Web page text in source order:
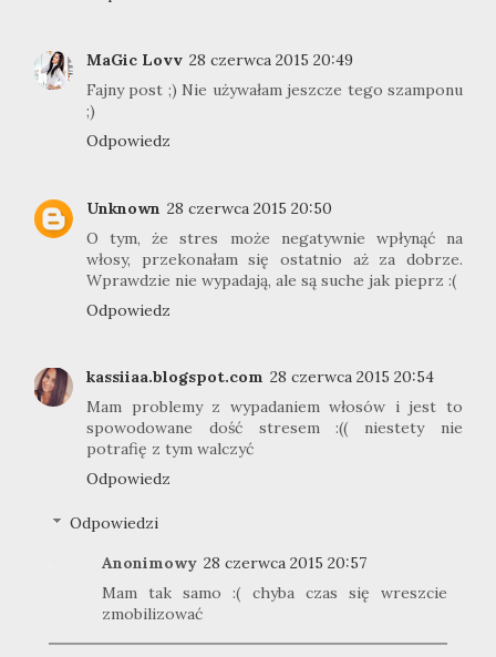
MaGic Lovv 28 czerwca 2015 20:49
Fajny post ;) Nie używałam jeszcze tego szamponu
;)
Odpowiedz
Unknown 28 czerwca 2015 20:50
O tym, że stres może negatywnie wpłynąć na
włosy, przekonałam się ostatnio aż za dobrze.
Wprawdzie nie wypadają, ale są suche jak pieprz :(
Odpowiedz
kassiiaa.blogspot.com 28 czerwca 2015 20:54
Mam problemy z wypadaniem włosów i jest to
spowodowane dość stresem :(( niestety nie
potrafię z tym walczyć
Odpowiedz
Odpowiedzi
Anonimowy 28 czerwca 2015 20:57
Mam tak samo :( chyba czas się wreszcie
zmobilizować